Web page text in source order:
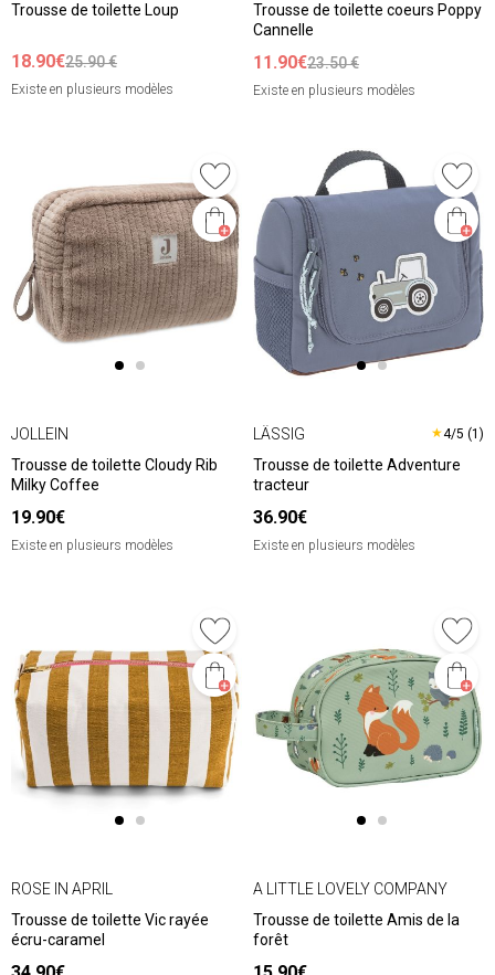
Trousse de toilette Loup
18.90€25.90 €
Existe en plusieurs modèles
Trousse de toilette coeurs Poppy
Cannelle
11.90€23.50 €
Existe en plusieurs modèles
JOLLEIN
Trousse de toilette Cloudy Rib
Milky Coffee
19.90€
Existe en plusieurs modèles
LÄSSIG ★4/5 (1)
Trousse de toilette Adventure
tracteur
36.90€
Existe en plusieurs modèles
ROSE IN APRIL
Trousse de toilette Vic rayée
écru-caramel
A LITTLE LOVELY COMPANY
Trousse de toilette Amis de la
forêt